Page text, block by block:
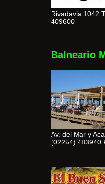
Rivadavia 1042
409600
Balneario
Av. del Mar y
(02254) 483940